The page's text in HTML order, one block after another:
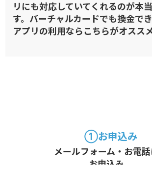
リにも対応していてくれるのが本
す。バーチャルカードでも換金で
アプリの利用ならこちらがオススメ
①お申込み
メールフォーム・お電話
お申込み。